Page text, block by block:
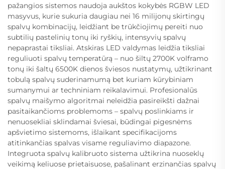
pažangios sistemos naudoja aukštos kokybės RGBW LED
masyvus, kurie sukuria daugiau nei 16 milijonų skirtingų
spalvų kombinacijų, leidžiant be trūkčiojimų pereiti nuo
subtilių pastelinių tonų iki ryškių, intensyvių spalvų
nepaprastai tiksliai. Atskiras LED valdymas leidžia tiksliai
reguliuoti spalvų temperatūrą – nuo šiltų 2700K volframo
tonų iki šaltų 6500K dienos šviesos nustatymų, užtikrinant
tobulą spalvų suderinamumą bet kuriam kūrybiniam
sumanymui ar techniniam reikalavimui. Profesionalūs
spalvų maišymo algoritmai neleidžia pasireikšti dažnai
pasitaikančioms problemoms – spalvų poslinkiams ir
nenuosekliai sklindamai šviesai, būdingai pigesnėms
apšvietimo sistemoms, išlaikant specifikacijoms
atitinkančias spalvas visame reguliavimo diapazone.
Integruota spalvų kalibruoto sistema užtikrina nuoseklų
veikimą keliuose prietaisuose, pašalinant erzinančias spalvų